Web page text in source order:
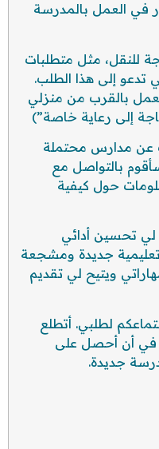
في العمل بالمدرسة
للنقل، مثل متطلبات
تدعو إلى هذا الطلب.
بالقرب من منزلي
إلى رعاية خاصة”)
عن مدارس محتملة
بالتواصل مع
حول كيفية
لي تحسين أدائي
جديدة ومشجعة
ويتيح لي تقديم
لطلبي. أتطلع
في أن أحصل على
جديدة.